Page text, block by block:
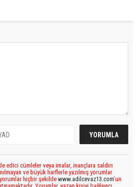
edici cümleler veya imalar, inançlara saldırı
ve büyük harflerle yazılmış yorumlar
yorumlar hiçbir şekilde www.adilcevaz13.com’un